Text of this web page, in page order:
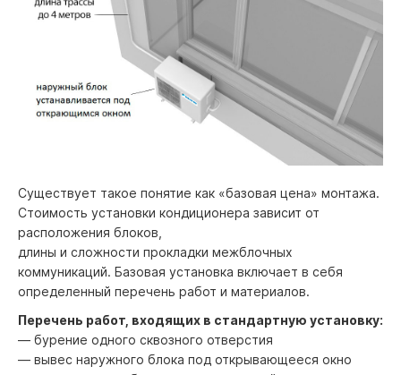
Существует такое понятие как «базовая цена» монтажа.
Стоимость установки кондиционера зависит от
расположения блоков,
длины и сложности прокладки межблочных
коммуникаций. Базовая установка включает в себя
определенный перечень работ и материалов.
Перечень работ, входящих в стандартную установку:
— бурение одного сквозного отверстия
— вывес наружного блока под открывающееся окно